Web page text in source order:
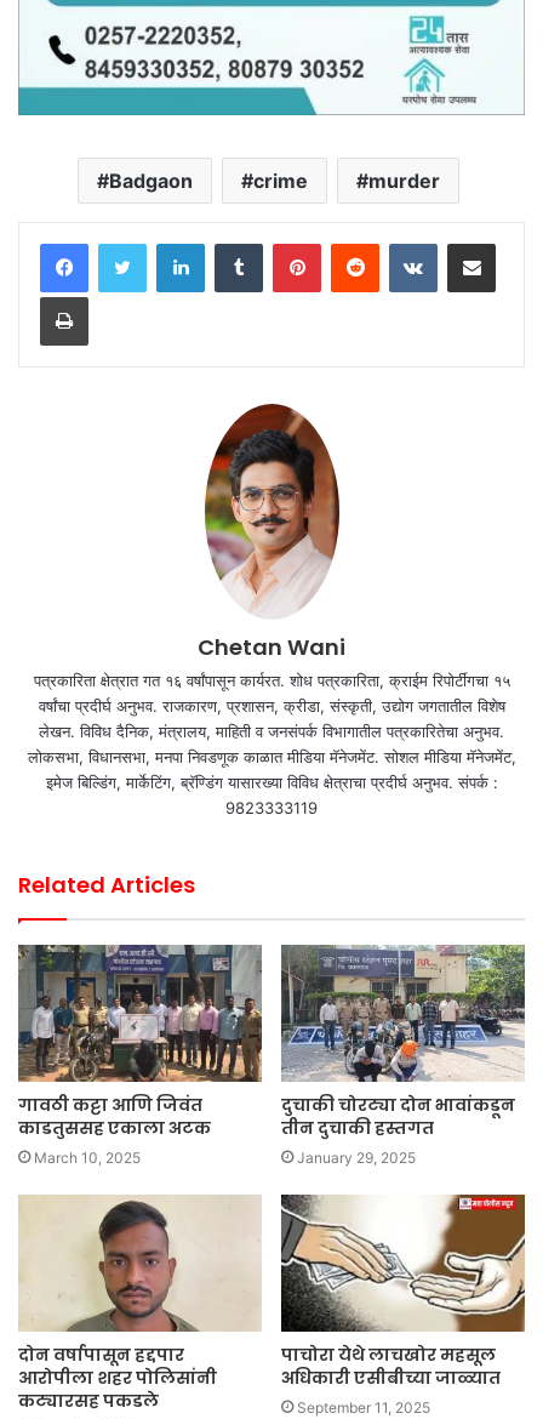
Badgaon crime murder
LinkedInTumblr PinterestReddit VKontakteShare via Email
Print
Chetan Wani
पत्रकारिता क्षेत्रात गत १६ वर्षांपासून कार्यरत. शोध पत्रकारिता, क्राईम रिपोर्टींगचा १५
वर्षांचा प्रदीर्घ अनुभव. राजकारण, प्रशासन, क्रीडा, संस्कृती, उद्योग जगतातील विशेष
लेखन. विविध दैनिक, मंत्रालय, माहिती व जनसंपर्क विभागातील पत्रकारितेचा अनुभव.
लोकसभा, विधानसभा, मनपा निवडणूक काळात मीडिया मॅनेजमेंट. सोशल मीडिया मॅनेजमेंट,
इमेज बिल्डिंग, मार्केटिंग, ब्रॅण्डिंग यासारख्या विविध क्षेत्राचा प्रदीर्घ अनुभव. संपर्क :
9823333119
Related Articles
गावठी कट्टा आणि जिवंत
काडतुससह एकाला अटक
March 10, 2025
दुचाकी चोरट्या दोन भावांकडून
तीन दुचाकी हस्तगत
January 29, 2025
दोन वर्षापासून हद्दपार
आरोपीला शहर पोलिसांनी
कट्यारसह पकडले
पाचोरा येथे लाचखोर महसूल
अधिकारी एसीबीच्या जाळ्यात
September 11, 2025